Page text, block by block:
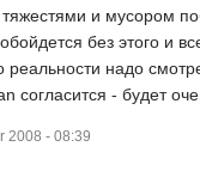
и мусором
без этого и
надо
согласится - будет
2008 - 08:39